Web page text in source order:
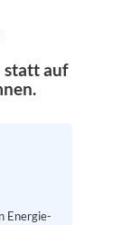
auf
Energie-